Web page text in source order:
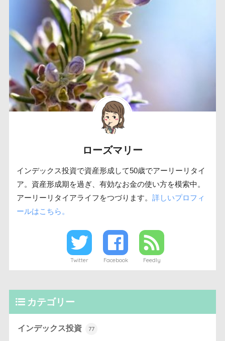
ローズマリー
インデックス投資で資産形成して50歳でアーリーリタイ
ア。資産形成期を過ぎ、有効なお金の使い方を模索中。
アーリーリタイアライフをつづります。 詳しいプロフィ
ールはこちら。
Twitter Facebook Feedly
カテゴリー
インデックス投資 77